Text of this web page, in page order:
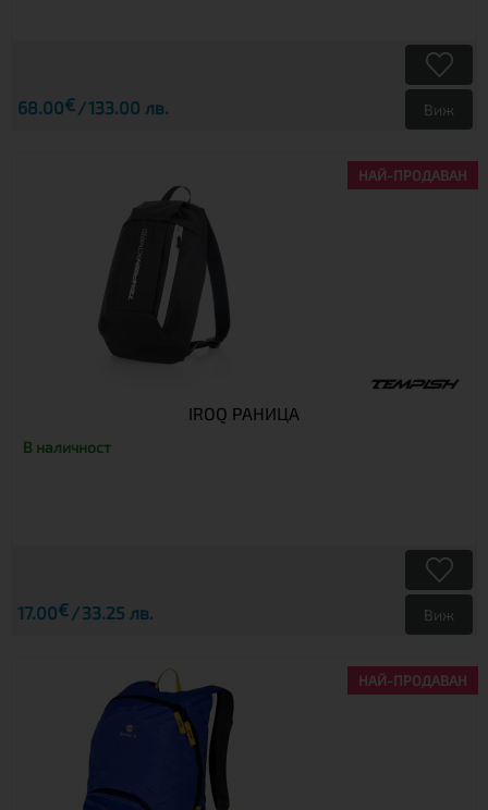
68.00€ 133.00 лв. Виж
НАЙ-ПРОДАВАН
IROQ РАНИЦА
В наличност
17.00€ 33.25 лв. Виж
НАЙ-ПРОДАВАН